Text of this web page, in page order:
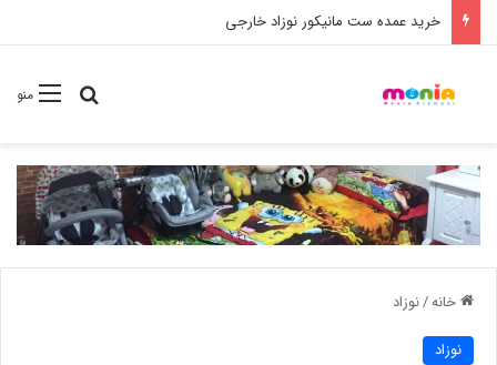
خرید عمده ست مانیکور نوزاد خارجی
منوجستجو
خانه/نوزاد
نوزاد